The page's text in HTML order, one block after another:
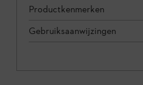
Productkenmerken
Gebruiksaanwijzingen